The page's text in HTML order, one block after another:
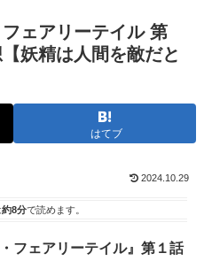
ェアリーテイル 第
妖精は人間を敵だと
はてブ
2024.10.29
約8分で読めます。
フェアリーテイル』第１話